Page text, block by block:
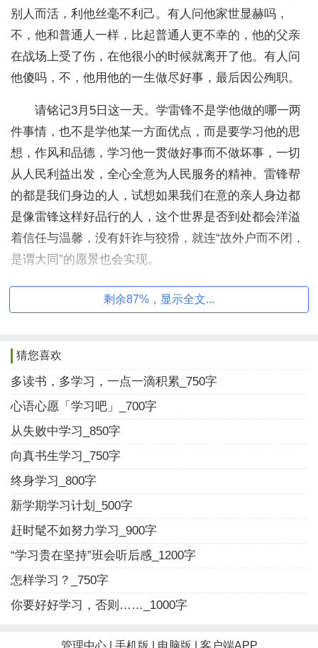
别人而活，利他丝毫不利己。有人问他家世显赫吗，
不，他和普通人一样，比起普通人更不幸的，他的父亲
在战场上受了伤，在他很小的时候就离开了他。有人问
他傻吗，不，他用他的一生做尽好事，最后因公殉职。
请铭记3月5日这一天。学雷锋不是学他做的哪一两
件事情，也不是学他某一方面优点，而是要学习他的思
想，作风和品德，学习他一贯做好事而不做坏事，一切
从人民利益出发，全心全意为人民服务的精神。雷锋帮
的都是我们身边的人，试想如果我们在意的亲人身边都
是像雷锋这样好品行的人，这个世界是否到处都会洋溢
着信任与温馨，没有奸诈与狡猾，就连“故外户而不闭，
是谓大同”的愿景也会实现。
大海不会因为一杯开水的加入而升温，但多一个人
多一种雷锋精神可以多温暖一个人。我们不一定要成为
手，可以“勿以善小而不为”，可以像龚自珍“化作春泥更
护花”，可以像杜甫“润物细无声”，可以像白居易“岂独善
一身”。
他说，我是一块砖，哪里需要我就往哪里填；他
说，自己活着，是为了使别人过的更好；他还说，把有
限的生命投入到无限的为人民服务之中去。不论你是一
以选择做一个美的自己，也可以选择像雷锋那般“点燃自
己，温暖他人”。
以“扶”一把；别人“求助”时，你可以“帮助”一下。不求回
剩余87%，显示全文...
猜您喜欢
多读书，多学习，一点一滴积累_750字
心语心愿「学习吧」_700字
从失败中学习_850字
向真书生学习_750字
终身学习_800字
新学期学习计划_500字
赶时髦不如努力学习_900字
“学习贵在坚持”班会听后感_1200字
怎样学习？_750字
你要好好学习，否则……_1000字
管理中心| 手机版 电脑版 客户端APP